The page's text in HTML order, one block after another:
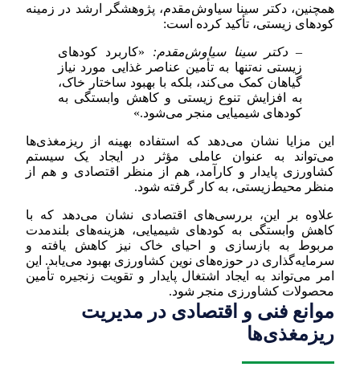
همچنین، دکتر سینا سیاوش‌مقدم، پژوهشگر ارشد در زمینه
کودهای زیستی، تأکید کرده است:
– دکتر سینا سیاوش‌مقدم: «کاربرد کودهای
زیستی نه‌تنها به تأمین عناصر غذایی مورد نیاز
گیاهان کمک می‌کند، بلکه با بهبود ساختار خاک،
به افزایش تنوع زیستی و کاهش وابستگی به
کودهای شیمیایی منجر می‌شود.»
این مزایا نشان می‌دهد که استفاده بهینه از ریزمغذی‌ها
می‌تواند به عنوان عاملی مؤثر در ایجاد یک سیستم
کشاورزی پایدار و کارآمد، هم از منظر اقتصادی و هم از
منظر محیط‌زیستی، به کار گرفته شود.
علاوه بر این، بررسی‌های اقتصادی نشان می‌دهد که با
کاهش وابستگی به کودهای شیمیایی، هزینه‌های بلندمدت
مربوط به بازسازی و احیای خاک نیز کاهش یافته و
سرمایه‌گذاری در حوزه‌های نوین کشاورزی بهبود می‌یابد. این
امر می‌تواند به ایجاد اشتغال پایدار و تقویت زنجیره تأمین
محصولات کشاورزی منجر شود.
موانع فنی و اقتصادی در مدیریت
ریزمغذی‌ها